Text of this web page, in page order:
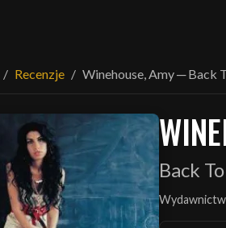
Recenzje Winehouse, Amy ─ Back
Back